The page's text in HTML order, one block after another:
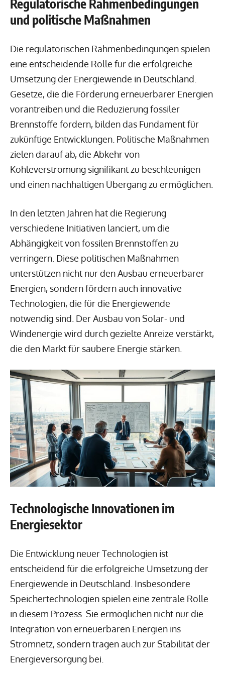
Regulatorische Rahmenbedingungen
und politische Maßnahmen
Die regulatorischen Rahmenbedingungen spielen
eine entscheidende Rolle für die erfolgreiche
Umsetzung der Energiewende in Deutschland.
Gesetze, die die Förderung erneuerbarer Energien
vorantreiben und die Reduzierung fossiler
Brennstoffe fordern, bilden das Fundament für
zukünftige Entwicklungen. Politische Maßnahmen
zielen darauf ab, die Abkehr von
Kohleverstromung signifikant zu beschleunigen
und einen nachhaltigen Übergang zu ermöglichen.
In den letzten Jahren hat die Regierung
verschiedene Initiativen lanciert, um die
Abhängigkeit von fossilen Brennstoffen zu
verringern. Diese politischen Maßnahmen
unterstützen nicht nur den Ausbau erneuerbarer
Energien, sondern fördern auch innovative
Technologien, die für die Energiewende
notwendig sind. Der Ausbau von Solar- und
Windenergie wird durch gezielte Anreize verstärkt,
die den Markt für saubere Energie stärken.
Technologische Innovationen im
Energiesektor
Die Entwicklung neuer Technologien ist
entscheidend für die erfolgreiche Umsetzung der
Energiewende in Deutschland. Insbesondere
Speichertechnologien spielen eine zentrale Rolle
in diesem Prozess. Sie ermöglichen nicht nur die
Integration von erneuerbaren Energien ins
Stromnetz, sondern tragen auch zur Stabilität der
Energieversorgung bei.